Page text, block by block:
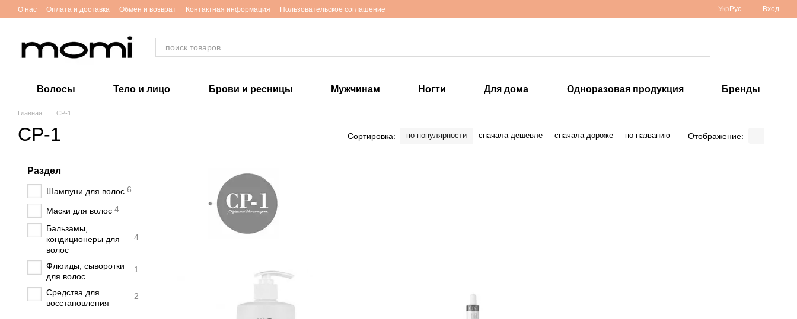
Перейти к основному контенту
O нас Оплата и доставка Обмен и возврат Контактная информация Пользовательское соглашение Укр Рус Вход
Волосы Тело и лицо Брови и ресницы Мужчинам Ногти Для дома Одноразовая продукция Бренды
Главная CP-1
CP-1 Сортировка: по популярности сначала дешевле сначала дороже по названию Отображение:
Раздел
Шампуни для волос 6
Маски для волос 4
Бальзамы,
кондиционеры для
волос
4
Флюиды, сыворотки
для волос
1
Средства для
восстановления
2